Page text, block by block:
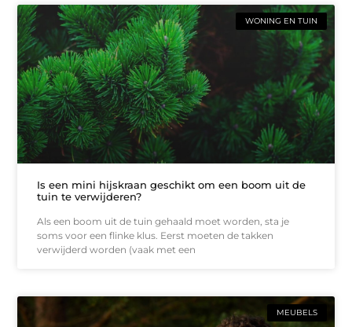
WONING EN TUIN
Is een mini hijskraan geschikt om een boom uit de
tuin te verwijderen?
Als een boom uit de tuin gehaald moet worden, sta je
soms voor een flinke klus. Eerst moeten de takken
verwijderd worden (vaak met een
MEUBELS